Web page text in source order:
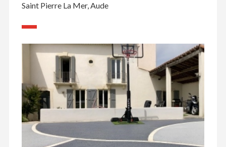
Saint Pierre La Mer, Aude